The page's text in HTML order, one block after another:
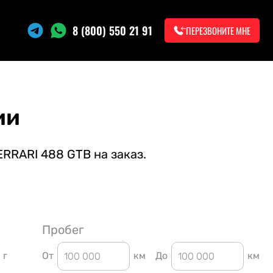
8 (800) 550 21 91 ПЕРЕЗВОНИТЕ МНЕ
488 GTB на заказ.
г
Пробег
От км До км